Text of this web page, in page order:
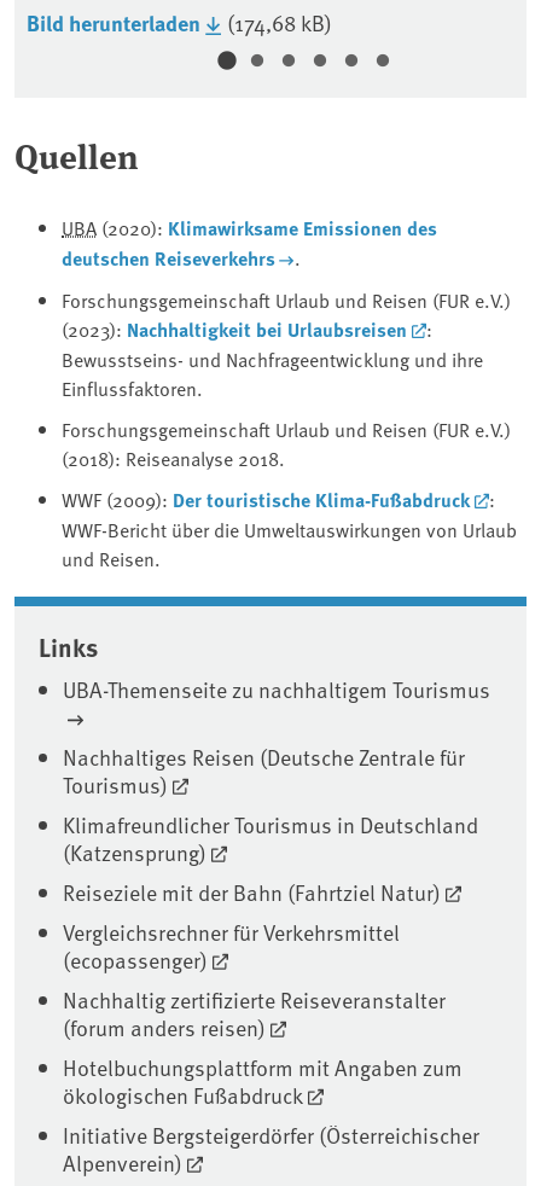
Bild herunterladen (174,68 kB)
Quellen
UBA (2020): Klimawirksame Emissionen des
deutschen Reiseverkehrs
.
Forschungsgemeinschaft Urlaub und Reisen (FUR e.V.)
(2023): Nachhaltigkeit bei Urlaubsreisen
:
Bewusstseins- und Nachfrageentwicklung und ihre
Einflussfaktoren.
Forschungsgemeinschaft Urlaub und Reisen (FUR e.V.)
(2018): Reiseanalyse 2018.
WWF (2009): Der touristische Klima-Fußabdruck
:
WWF-Bericht über die Umweltauswirkungen von Urlaub
und Reisen.
Associated content
Links
UBA-Themenseite zu nachhaltigem Tourismus
Nachhaltiges Reisen (Deutsche Zentrale für
Tourismus)
Klimafreundlicher Tourismus in Deutschland
(Katzensprung)
Reiseziele mit der Bahn (Fahrtziel Natur)
Vergleichsrechner für Verkehrsmittel
(ecopassenger)
Nachhaltig zertifizierte Reiseveranstalter
(forum anders reisen)
Hotelbuchungsplattform mit Angaben zum
ökologischen Fußabdruck
Initiative Bergsteigerdörfer (Österreichischer
Alpenverein)